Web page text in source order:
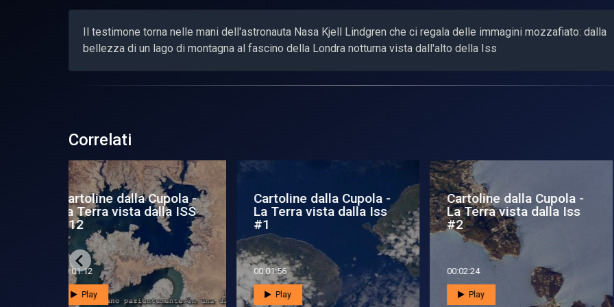
Il testimone torna nelle mani dell'astronauta Nasa Kjell Lindgren che ci regala delle immagini mozzafiato: dalla
bellezza di un lago di montagna al fascino della Londra notturna vista dall'alto della Iss
Correlati
Cartoline dalla Cupola -
La Terra vista dalla ISS
00:01:31
Play
Cartoline dalla Cupola -
La Terra vista dalla ISS
00:02:01
Play
Cartoline dalla Cupola -
La Terra vista dalla ISS
#8
00:01:58